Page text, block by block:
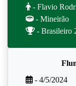
- Flavio
- Mineirão
- Brasileiro
- 4/5/2024